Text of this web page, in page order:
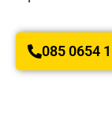
085 0654